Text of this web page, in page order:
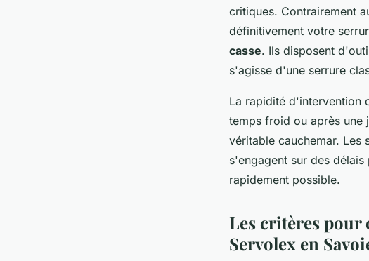
critiques. Contrairement
définitivement votre
casse. Ils disposent
s'agisse d'une serrure
La rapidité d'intervention
temps froid ou après une
véritable cauchemar. Les
s'engagent sur des
rapidement possible.
Les critères
Servolex en